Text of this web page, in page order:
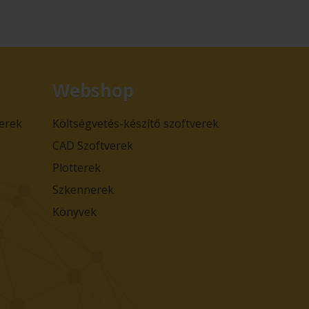
Webshop
Költségvetés-készítő szoftverek
CAD Szoftverek
Plotterek
Szkennerek
Könyvek